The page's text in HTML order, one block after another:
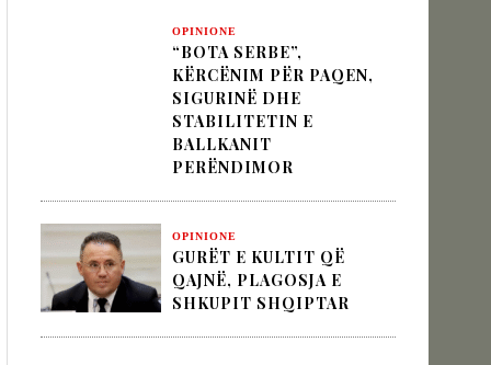
NËPËRMJET INXHINIERISË SË
pesha diplomatike e Turqisë
OPINIONE
“BOTA SERBE”,
KËRCËNIM PËR PAQEN,
SIGURINË DHE
STABILITETIN E
BALLKANIT
PERËNDIMOR
OPINIONE
GURËT E KULTIT QË
QAJNË, PLAGOSJA E
SHKUPIT SHQIPTAR